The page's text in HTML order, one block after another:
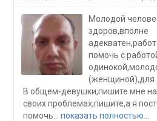
Молодой
здоров,вполне
помочь с
(женщиной),для
В общем-девушки,пишите мне на
своих проблемах,пишите,а я
помочь... показать полностью…